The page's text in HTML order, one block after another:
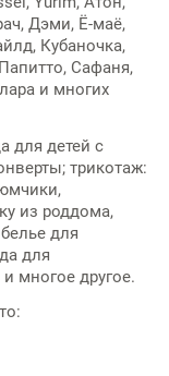
Дэми, Ё-маё,
Кубаночка,
Сафаня,
и многих
для детей с
трикотаж:
из роддома,
для
для
многое другое.